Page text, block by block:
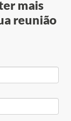
mais
reunião